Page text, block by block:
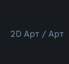
2D Арт / Арт